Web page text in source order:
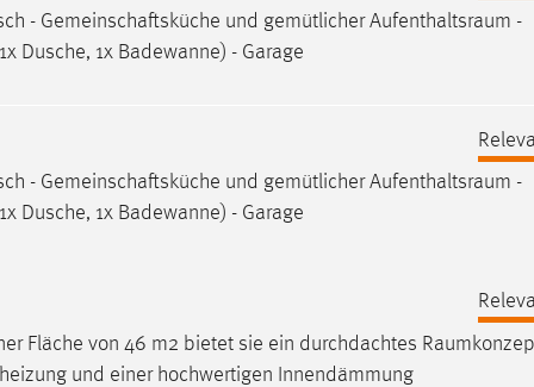
- Gemeinschaftsküche und gemütlicherAufenthaltsraum -
Dusche, 1x Badewanne) - Garage
- Gemeinschaftsküche und gemütlicherAufenthaltsraum -
Dusche, 1x Badewanne) - Garage
Fläche von 46 m2 bietet sie ein durchdachtes
und einer hochwertigen Innendämmung